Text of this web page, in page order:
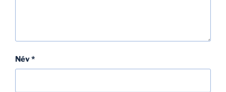
Név*